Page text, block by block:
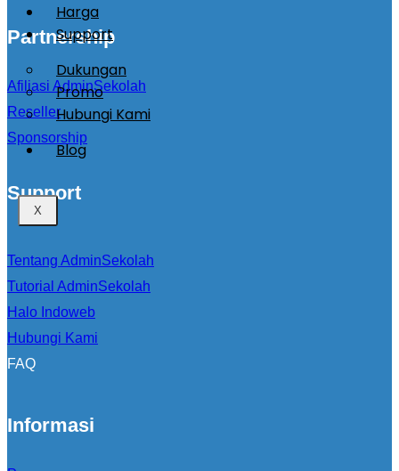
Harga
Support
Dukungan
Promo
Hubungi Kami
Blog
X
Partnership
Afiliasi AdminSekolah
Reseller
Sponsorship
Support
Tentang AdminSekolah
Tutorial AdminSekolah
Halo Indoweb
Hubungi Kami
FAQ
Informasi